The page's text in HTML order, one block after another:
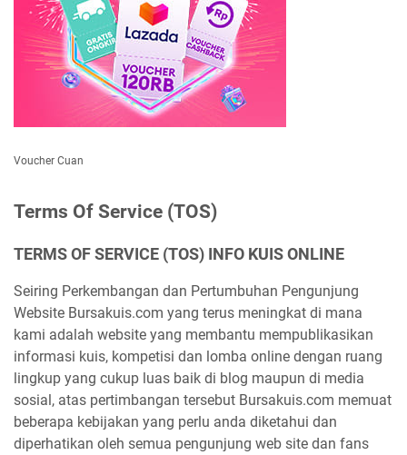
Voucher Cuan
Terms Of Service (TOS)
TERMS OF SERVICE (TOS) INFO KUIS ONLINE
Seiring Perkembangan dan Pertumbuhan Pengunjung
Website Bursakuis.com yang terus meningkat di mana
kami adalah website yang membantu mempublikasikan
informasi kuis, kompetisi dan lomba online dengan ruang
lingkup yang cukup luas baik di blog maupun di media
sosial, atas pertimbangan tersebut Bursakuis.com memuat
beberapa kebijakan yang perlu anda diketahui dan
diperhatikan oleh semua pengunjung web site dan fans